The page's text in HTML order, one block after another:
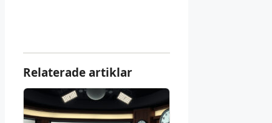
Relaterade artiklar